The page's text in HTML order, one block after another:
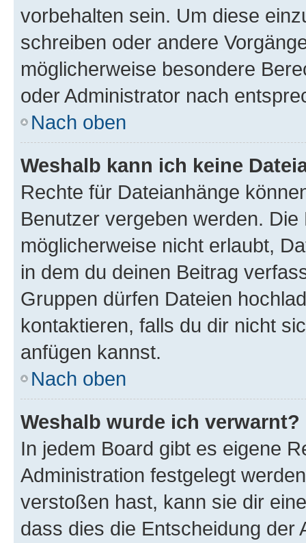
vorbehalten sein. Um diese
schreiben oder andere
möglicherweise besondere
oder Administrator nach
Nach oben
Weshalb kann ich keine
Rechte für Dateianhänge
Benutzer vergeben werden.
möglicherweise nicht erlaubt,
in dem du deinen Beitrag
Gruppen dürfen Dateien
kontaktieren, falls du dir nicht
anfügen kannst.
Nach oben
Weshalb wurde ich verwarnt?
In jedem Board gibt es eigene
Administration festgelegt
verstoßen hast, kann sie dir
dass dies die Entscheidung der